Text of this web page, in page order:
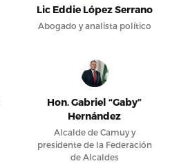
Lic Eddie López Serrano
Abogado y analista político
Hon. Gabriel “Gaby”
Hernández
Alcalde de Camuy y
presidente de la Federación
de Alcaldes